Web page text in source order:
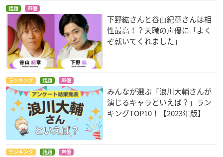
話題 声優
下野紘さんと谷山紀章さんは相
性最高！？天職の声優に「よく
ぞ就いてくれました」
ランキング 話題 声優
みんなが選ぶ「浪川大輔さんが
演じるキャラといえば？」ラン
キングTOP10！【2023年版】
ランキング 話題 声優